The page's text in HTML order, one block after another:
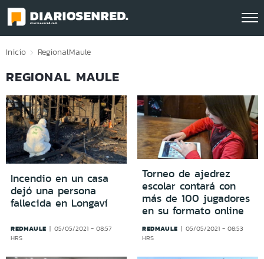
Click acá para ir directamente al contenido
Inicio RegionalMaule
REGIONAL MAULE
Incendio en un casa
dejó una persona
fallecida en Longaví
REDMAULE
05/05/2021 - 08:57
HRS
Torneo de ajedrez
escolar contará con
más de 100 jugadores
en su formato online
REDMAULE
05/05/2021 - 08:53
HRS